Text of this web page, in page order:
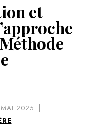
et
MAI 2025